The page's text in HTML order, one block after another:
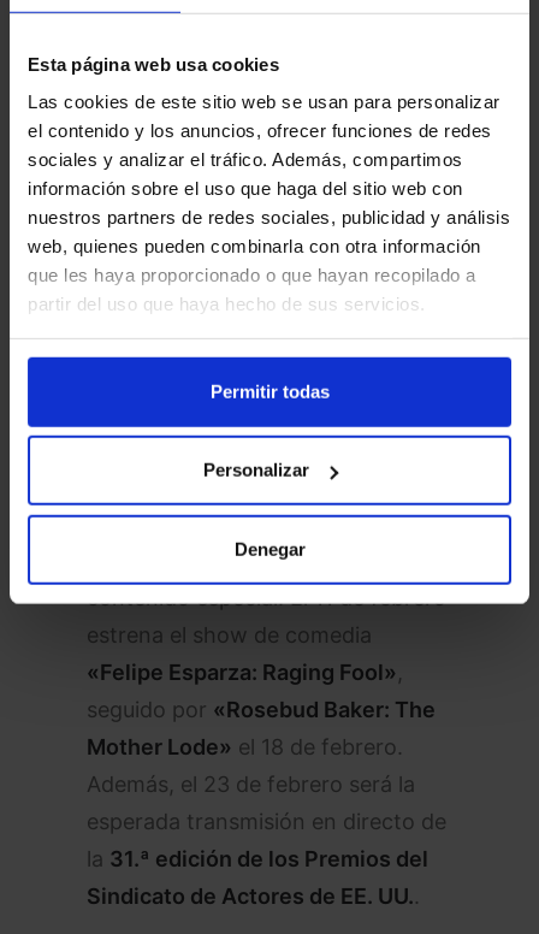
Esta página web usa cookies
Las cookies de este sitio web se usan para personalizar
el contenido y los anuncios, ofrecer funciones de redes
sociales y analizar el tráfico. Además, compartimos
información sobre el uso que haga del sitio web con
nuestros partners de redes sociales, publicidad y análisis
web, quienes pueden combinarla con otra información
que les haya proporcionado o que hayan recopilado a
partir del uso que haya hecho de sus servicios.
Permitir todas
Personalizar
Denegar
El 28 de febrero, la plataforma
cierra con broche de oro con
«Volver a florecer»
«El cártel de
las amas de casa», la docuserie
«Aitana: Metamorfosis»y la
comedia«Gallitos».
Especiales y juegos
Netflix también apuesta por
contenido especial. El 11 de febrero
estrena el show de comedia
«Felipe Esparza: Raging Fool»,
seguido por «Rosebud Baker: The
Mother Lode» el 18 de febrero.
Además, el 23 de febrero será la
esperada transmisión en directo de
la 31.ª edición de los Premios del
Sindicato de Actores de EE. UU..